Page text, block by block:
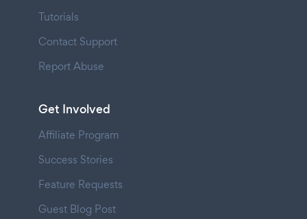
Tutorials
Contact Support
Report Abuse
Get Involved
Affiliate Program
Success Stories
Feature Requests
Guest Blog Post